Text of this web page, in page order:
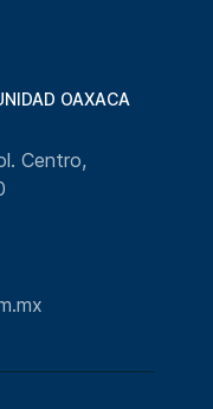
OAXACA
Centro,